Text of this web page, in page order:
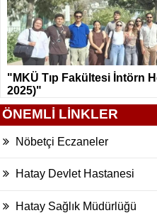
"MKÜ Tıp Fakültesi İntörn
2025)"
ÖNEMLİ LİNKLER
Nöbetçi Eczaneler
Hatay Devlet Hastanesi
Hatay Sağlık Müdürlüğü